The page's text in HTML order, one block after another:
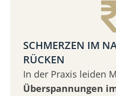
SCHMERZEN IM
RÜCKEN
In der Praxis leiden
Überspannungen